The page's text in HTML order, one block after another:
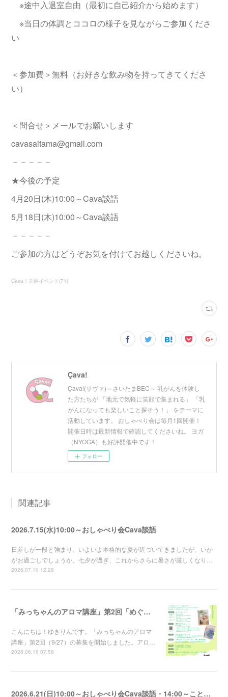
※途中入退室自由（最初に自己紹介から始めます）
※当日の体調とココロの様子を見ながらご参加くださ
い
＜参加費＞無料（お好きな飲み物を持ってきてくださ
い）
＜問合せ＞メールでお願いします
cavasaitama@gmail.com
－－－－－
★今後の予定
4月20日(木)10:00～Cava談語
5月18日(木)10:00～Cava談語
－－－－－
ご参加の方はどうぞお気を付けてお越しくださいね。
Cava！主催イベント (71)
Çava!
Çava!(サヴァ)～さいたまBEC～ 乳がんを体験し
た方たちが 「地元で気軽に笑顔で集まれる」 「乳
がんになっても楽しいこと探そう！」 をテーマに
活動しています。 おしゃべり会は毎月1回開催！
開催日時は最新情報で確認してくださいね。 ヨガ
（NYOGA）も好評開催中です！
フォロー
関連記事
2026.7.15(水)10:00～おしゃべり会Cava談語
日差しが一段と強まり、いよいよ本格的な夏が近づいてきましたが、いか
がお過ごしでしょうか。七夕が過ぎ、これからさらに暑さが厳しくなり…
2026.07.10 12:29
「みっちゃんのアロマ講座」第2回「めぐりと休息」～香りでゆるめるバスソルト講座～の募集を開始しました
こんにちは！ゆきりんです。「みっちゃんのアロマ
講座」第2回（9/27）の募集を開始しました。アロ…
2026.06.16 07:58
2026.6.21(日)10:00～おしゃべり会Cava談語・14:00～ことのは